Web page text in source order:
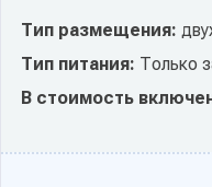
Тип размещения:
Тип питания: Только
В стоимость